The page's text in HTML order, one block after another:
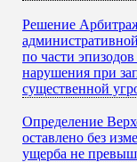
Решение
по части
нарушения при
существенной
Определение
оставлено без
ущерба не